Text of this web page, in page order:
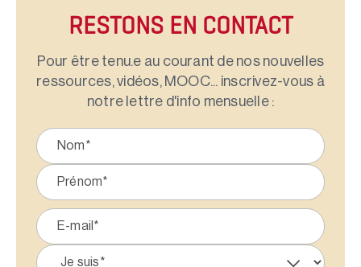
RESTONS EN CONTACT
Pour être tenu.e au courant de nos nouvelles
ressources, vidéos, MOOC... inscrivez-vous à
notre lettre d'info mensuelle :